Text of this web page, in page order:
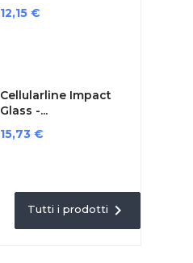
Prezzo
12,15 €
Cellularline Impact
Glass -...
Prezzo
15,73 €
Tutti i prodotti 